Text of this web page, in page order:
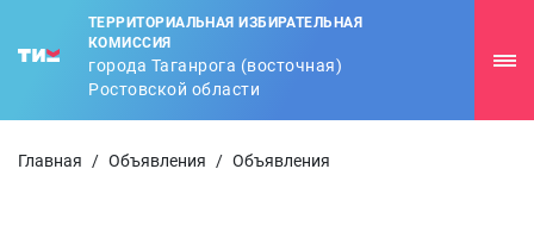
ТЕРРИТОРИАЛЬНАЯ ИЗБИРАТЕЛЬНАЯ
КОМИССИЯ
города Таганрога (восточная)
Ростовской области
Главная / Объявления / Объявления